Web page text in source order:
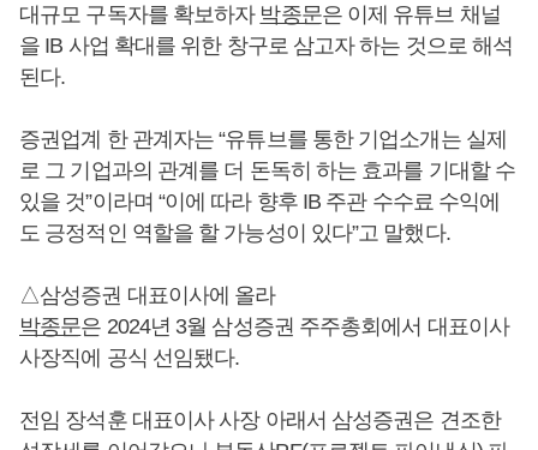
대규모 구독자를 확보하자 박종문은 이제 유튜브 채널
을 IB 사업 확대를 위한 창구로 삼고자 하는 것으로 해석
된다.
증권업계 한 관계자는 “유튜브를 통한 기업소개는 실제
로 그 기업과의 관계를 더 돈독히 하는 효과를 기대할 수
있을 것”이라며 “이에 따라 향후 IB 주관 수수료 수익에
도 긍정적인 역할을 할 가능성이 있다”고 말했다.
△삼성증권 대표이사에 올라
박종문은 2024년 3월 삼성증권 주주총회에서 대표이사
사장직에 공식 선임됐다.
전임 장석훈 대표이사 사장 아래서 삼성증권은 견조한